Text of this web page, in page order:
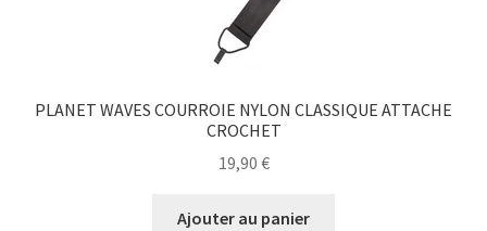
PLANET WAVES COURROIE NYLON CLASSIQUE ATTACHE
CROCHET
19,90 €
Ajouter au panier